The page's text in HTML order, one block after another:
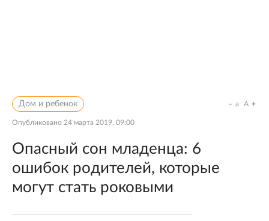
Дом и ребенок
Опубликовано 24 марта 2019, 09:00
a A
Опасный сон младенца: 6
ошибок родителей, которые
могут стать роковыми